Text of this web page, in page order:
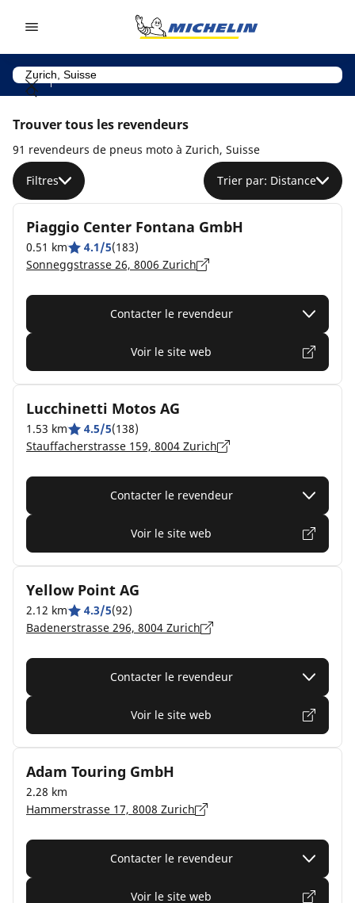
Trouver tous les revendeurs
91 revendeurs de pneus moto à Zurich, Suisse
Filtres Trier par: Distance
Piaggio Center Fontana GmbH
0.51 km 4.1/5(183)
Sonneggstrasse 26, 8006 Zurich
Contacter le revendeur
Voir le site web
Lucchinetti Motos AG
1.53 km 4.5/5(138)
Stauffacherstrasse 159, 8004 Zurich
Contacter le revendeur
Voir le site web
Yellow Point AG
2.12 km 4.3/5(92)
Badenerstrasse 296, 8004 Zurich
Contacter le revendeur
Voir le site web
Adam Touring GmbH
2.28 km
Hammerstrasse 17, 8008 Zurich
Contacter le revendeur
Voir le site web